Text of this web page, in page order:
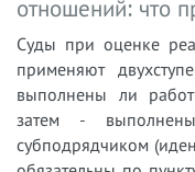
отношений: что
Суды при оценке
применяют
выполнены ли
затем -
субподрядчиком